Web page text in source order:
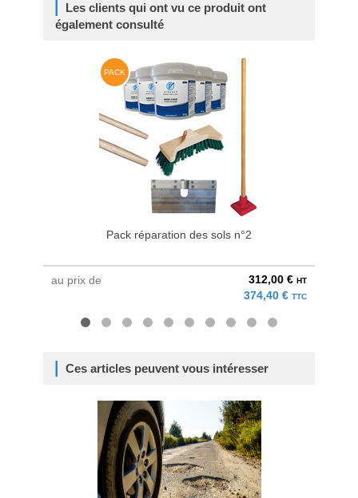
Les clients qui ont vu ce produit ont
également consulté
PACK
Pack réparation des sols n°2
au prix de 312,00 € HT
374,40 € TTC
Ces articles peuvent vous intéresser